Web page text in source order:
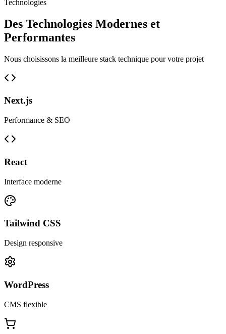
Technologies
Des Technologies Modernes et
Performantes
Nous choisissons la meilleure stack technique pour votre projet
Next.js
Performance & SEO
React
Interface moderne
Tailwind CSS
Design responsive
WordPress
CMS flexible